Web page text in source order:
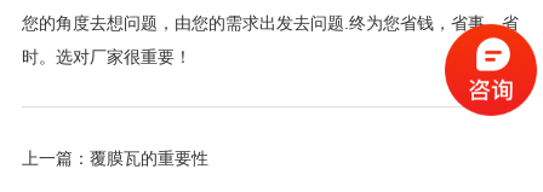
您的角度去想问题，由您的需求出发去问题.终为您省钱，省事，省
时。选对厂家很重要！
上一篇： 覆膜瓦的重要性